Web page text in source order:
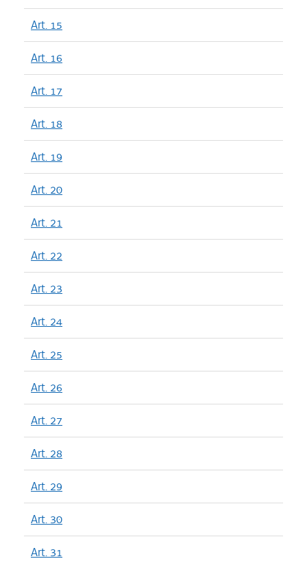
Art. 15
Art. 16
Art. 17
Art. 18
Art. 19
Art. 20
Art. 21
Art. 22
Art. 23
Art. 24
Art. 25
Art. 26
Art. 27
Art. 28
Art. 29
Art. 30
Art. 31